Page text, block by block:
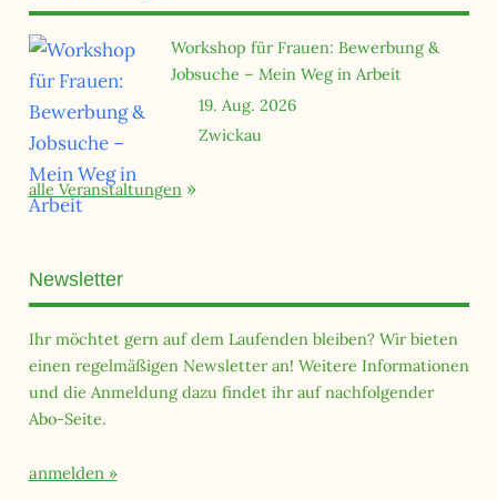
Workshop für Frauen: Bewerbung &
Jobsuche – Mein Weg in Arbeit
19. Aug. 2026
Zwickau
alle Veranstaltungen
Newsletter
Ihr möchtet gern auf dem Laufenden bleiben? Wir bieten
einen regelmäßigen Newsletter an! Weitere Informationen
und die Anmeldung dazu findet ihr auf nachfolgender
Abo-Seite.
anmelden